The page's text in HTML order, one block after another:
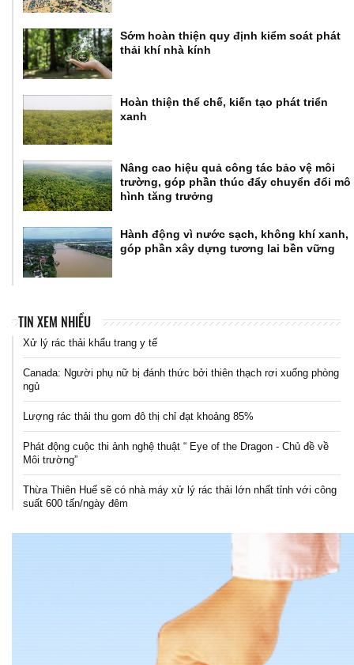
Sớm hoàn thiện quy định kiểm soát phát
thải khí nhà kính
Hoàn thiện thể chế, kiến tạo phát triển
xanh
Nâng cao hiệu quả công tác bảo vệ môi
trường, góp phần thúc đẩy chuyển đổi mô
hình tăng trưởng
Hành động vì nước sạch, không khí xanh,
góp phần xây dựng tương lai bền vững
TIN XEM NHIỀU
Xử lý rác thải khẩu trang y tế
Canada: Người phụ nữ bị đánh thức bởi thiên thạch rơi xuống phòng
ngủ
Lượng rác thải thu gom đô thị chỉ đạt khoảng 85%
Phát động cuộc thi ảnh nghệ thuật “ Eye of the Dragon - Chủ đề về
Môi trường”
Thừa Thiên Huế sẽ có nhà máy xử lý rác thải lớn nhất tỉnh với công
suất 600 tấn/ngày đêm